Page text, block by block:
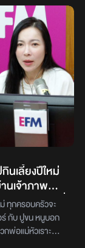
นเลี้ยงปีใหม่
นเจ้าภาพ
ม่ว่าเตรียมที่
ม่หัวเราะ
ทุกครอบครัวจะ
ร์ กับ ปูขน หนูบอก
พ่อแม่หัวเราะ